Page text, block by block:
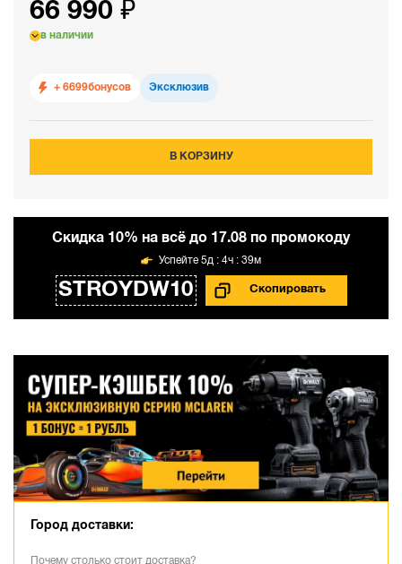
66 990 ₽
в наличии
+ 6699бонусов Эксклюзив
В КОРЗИНУ
Cкидка 10% на всё до 17.08 по промокоду
STROYDW10
5д : 4ч : 39м
Город доставки:
Почему столько стоит доставка?